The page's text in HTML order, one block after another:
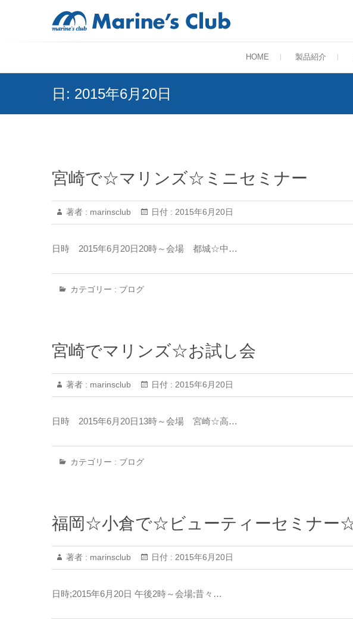
HOME 製品紹介
日: 2015年6月20日
宮崎で☆マリンズ☆ミニセミナー
著者 : marinsclub 日付 : 2015年6月20日
日時 2015年6月20日20時～会場 都城☆中…
カテゴリー : ブログ
宮崎でマリンズ☆お試し会
著者 : marinsclub 日付 : 2015年6月20日
日時 2015年6月20日13時～会場 宮崎☆高…
カテゴリー : ブログ
福岡☆小倉で☆ビューティーセミナー
著者 : marinsclub 日付 : 2015年6月20日
日時;2015年6月20日 午後2時～会場;昔々…